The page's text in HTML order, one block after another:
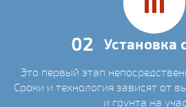
02 Установка
Это первый этап
Сроки и технология зависят от
и грунта на